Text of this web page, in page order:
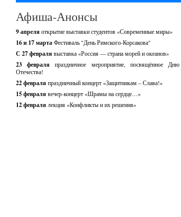
Афиша-Анонсы
9 апреля открытие выставки студентов «Современные миры»
16 и 17 мартаФестиваль "День Римского-Корсакова"
С 27 февраля выставка «Россия — страна морей и океанов»
23 февраляпраздничное мероприятие, посвящённое
Отечества!
22 февраля праздничный концерт «Защитникам – Слава!»
15 февраля вечер-концерт «Шрамы на сердце…»
12 февраля лекция «Конфликты и их решения»